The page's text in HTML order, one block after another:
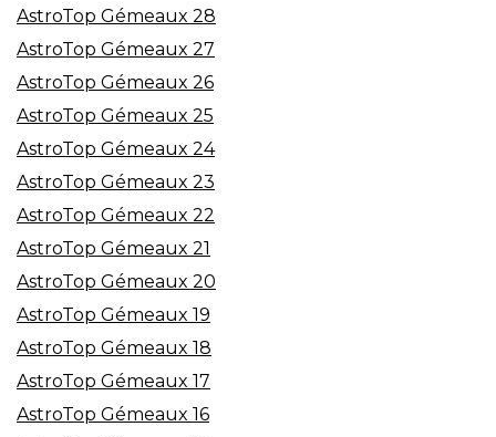
AstroTop Gémeaux 28
AstroTop Gémeaux 27
AstroTop Gémeaux 26
AstroTop Gémeaux 25
AstroTop Gémeaux 24
AstroTop Gémeaux 23
AstroTop Gémeaux 22
AstroTop Gémeaux 21
AstroTop Gémeaux 20
AstroTop Gémeaux 19
AstroTop Gémeaux 18
AstroTop Gémeaux 17
AstroTop Gémeaux 16